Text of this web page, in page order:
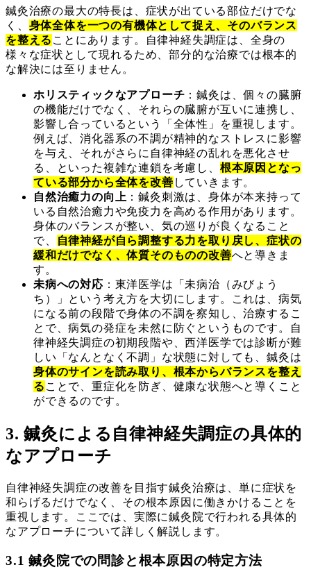
鍼灸治療の最大の特長は、症状が出ている部位だけでな
く、 身体全体を一つの有機体として捉え、そのバランス
を整える ことにあります。自律神経失調症は、全身の
様々な症状として現れるため、部分的な治療では根本的
な解決には至りません。
ホリスティックなアプローチ ：鍼灸は、個々の臓腑
の機能だけでなく、それらの臓腑が互いに連携し、
影響し合っているという「全体性」を重視します。
例えば、消化器系の不調が精神的なストレスに影響
を与え、それがさらに自律神経の乱れを悪化させ
る、といった複雑な連鎖を考慮し、 根本原因となっ
ている部分から全体を改善 していきます。
自然治癒力の向上 ：鍼灸刺激は、身体が本来持って
いる自然治癒力や免疫力を高める作用があります。
身体のバランスが整い、気の巡りが良くなること
で、
自律神経が自ら調整する力を取り戻し、症状の
緩和だけでなく、体質そのものの改善へと導きま
す。
未病への対応 ：東洋医学は「未病治（みびょう
ち）」という考え方を大切にします。これは、病気
になる前の段階で身体の不調を察知し、治療するこ
とで、病気の発症を未然に防ぐというものです。自
律神経失調症の初期段階や、西洋医学では診断が難
しい「なんとなく不調」な状態に対しても、鍼灸は
身体のサインを読み取り、根本からバランスを整え
る ことで、重症化を防ぎ、健康な状態へと導くこと
ができるのです。
3. 鍼灸による自律神経失調症の具体的
なアプローチ
自律神経失調症の改善を目指す鍼灸治療は、単に症状を
和らげるだけでなく、その根本原因に働きかけることを
重視します。ここでは、実際に鍼灸院で行われる具体的
なアプローチについて詳しく解説します。
3.1 鍼灸院での問診と根本原因の特定方法